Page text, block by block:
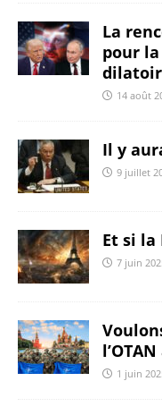
La
pour
14 août
Il y
9 juillet
Et si
7 juin
1 juin